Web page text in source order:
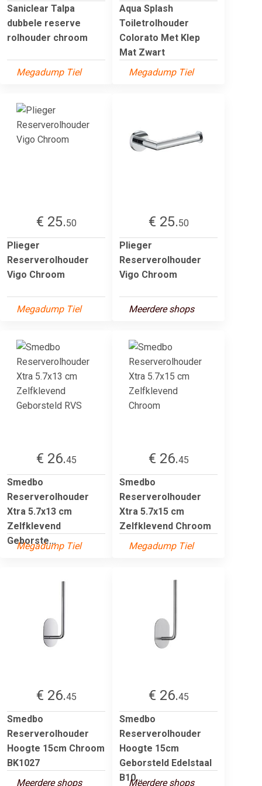
Saniclear Talpa
dubbele reserve
rolhouder chroom
Megadump Tiel
Aqua Splash
Toiletrolhouder
Colorato Met Klep
Mat Zwart
Megadump Tiel
€ 25.50
Plieger
Reserverolhouder
Vigo Chroom
Megadump Tiel
€ 25.50
Plieger
Reserverolhouder
Vigo Chroom
Meerdere shops
€ 26.45
Smedbo
Reserverolhouder
Xtra 5.7x13 cm
Zelfklevend
Geborste...
Megadump Tiel
€ 26.45
Smedbo
Reserverolhouder
Xtra 5.7x15 cm
Zelfklevend Chroom
Megadump Tiel
€ 26.45
Smedbo
Reserverolhouder
Hoogte 15cm Chroom
BK1027
Meerdere shops
€ 26.45
Smedbo
Reserverolhouder
Hoogte 15cm
Geborsteld Edelstaal
B10...
Meerdere shops